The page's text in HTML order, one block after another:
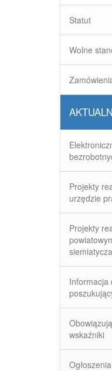
Statut
Wolne
Projekty
urzędzie
Projekty
Informacja
wskaźniki
Ogłoszenia